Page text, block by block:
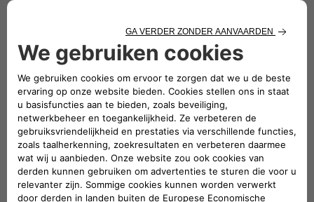
verzekerd door een Jeep®-verdeler. De overnamewaarde
wordt geschat in euro's inclusief btw op basis van
marktobservaties, recente transacties en verstrekte
informatie over de staat van uw wagen. Deze elementen
stellen ons in staat uw een overnamewaarde aan te
bieden (waarde wordt alleen ter informatie verstrekt).
Let op, een fysieke expertise van uw voertuig zal
worden uitgevoerd door een Jeep®-dealer om het
voorstel af te ronden.